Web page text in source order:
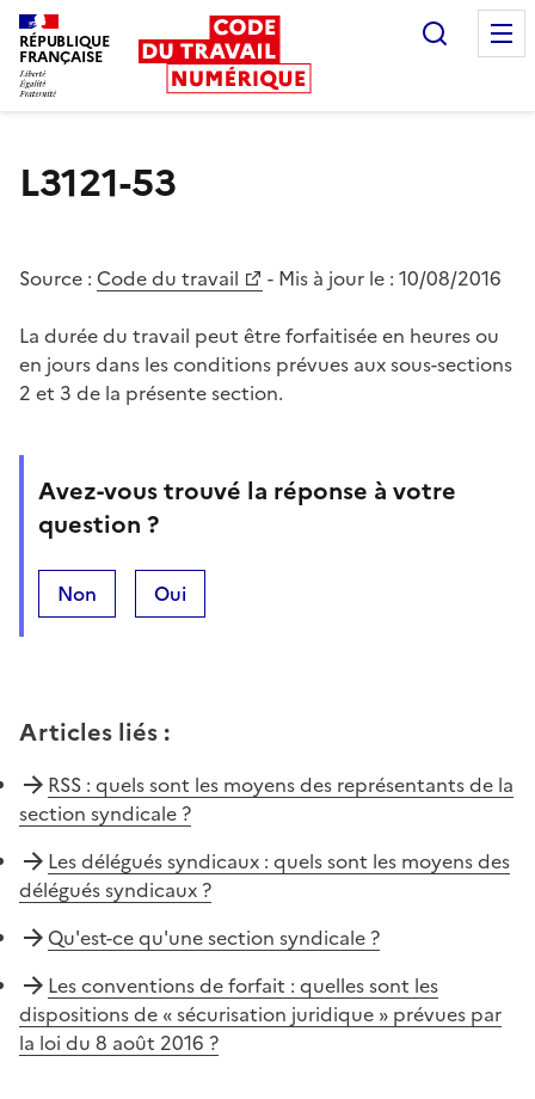
RÉPUBLIQUE
FRANÇAISE
L3121-53
Source : Code du travail - Mis à jour le : 10/08/2016
La durée du travail peut être forfaitisée en heures ou
en jours dans les conditions prévues aux sous-sections
2 et 3 de la présente section.
Avez-vous trouvé la réponse à votre
question ?
Non Oui
Articles liés :
RSS : quels sont les moyens des représentants de la
section syndicale ?
Les délégués syndicaux : quels sont les moyens des
délégués syndicaux ?
Qu'est-ce qu'une section syndicale ?
Les conventions de forfait : quelles sont les
dispositions de « sécurisation juridique » prévues par
la loi du 8 août 2016 ?